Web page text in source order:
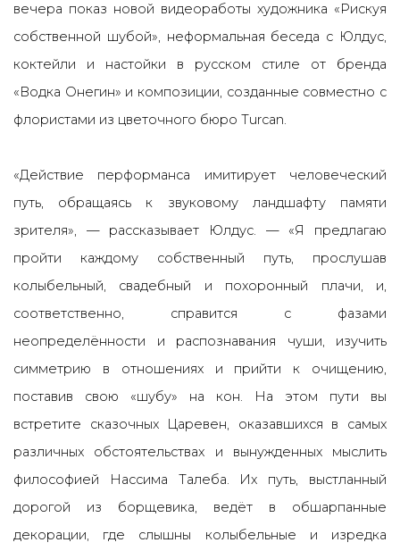
вечера показ новой видеоработы художника «Рискуя
собственной шубой», неформальная беседа с Юлдус,
коктейли и настойки в русском стиле от бренда
«Водка Онегин» и композиции, созданные совместно с
флористами из цветочного бюро Turcan.
«Действие перформанса имитирует человеческий
путь, обращаясь к звуковому ландшафту памяти
зрителя», — рассказывает Юлдус. — «Я предлагаю
пройти каждому собственный путь, прослушав
колыбельный, свадебный и похоронный плачи, и,
соответственно, справится с фазами
неопределённости и распознавания чуши, изучить
симметрию в отношениях и прийти к очищению,
поставив свою «шубу» на кон. На этом пути вы
встретите сказочных Царевен, оказавшихся в самых
различных обстоятельствах и вынужденных мыслить
философией Нассима Талеба. Их путь, выстланный
дорогой из борщевика, ведёт в обшарпанные
декорации, где слышны колыбельные и изредка